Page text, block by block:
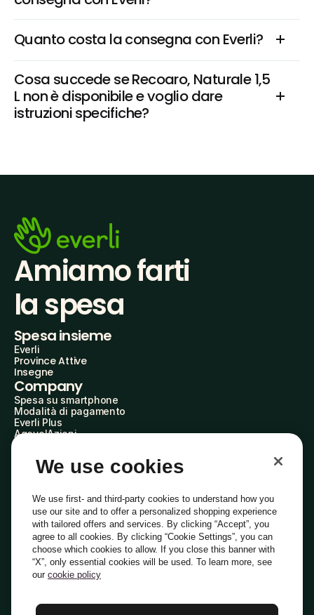
Quanto costa la consegna con Everli?
Cosa succede se Recoaro, Naturale 1,5
L non è disponibile e voglio dare
istruzioni specifiche?
Amiamo farti
la spesa
Spesa insieme
Everli
Province Attive
Insegne
Company
Spesa su smartphone
Modalità di pagamento
Everli Plus
AgevolAzioni
Everli Shoppers
Scopri chi siamo
Domande frequenti
Lavora con noi
Diventa Shopper
Investitori
PrivacyCookiePreferenze Cookie
Termini e Condizioni
Italiano
We use cookies
We use first- and third-party cookies to understand how you
use our site and to offer a personalized shopping experience
with tailored offers and services. By clicking “Accept”, you
agree to all cookies. By clicking “Cookie Settings”, you can
choose which cookies to allow. If you close this banner with
“X”, only essential cookies will be used. To learn more, see
our cookie policy